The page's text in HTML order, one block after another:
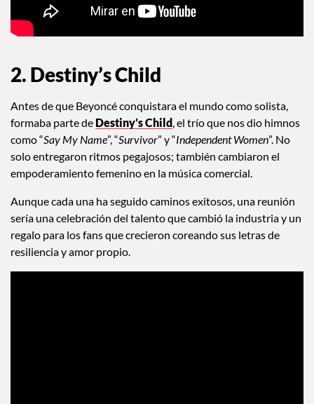
2. Destiny’s Child
Antes de que Beyoncé conquistara el mundo como solista,
formaba parte de Destiny’s Child, el trío que nos dio himnos
como “Say My Name”, “Survivor” y “Independent Women”. No
solo entregaron ritmos pegajosos; también cambiaron el
empoderamiento femenino en la música comercial.
Aunque cada una ha seguido caminos exitosos, una reunión
sería una celebración del talento que cambió la industria y un
regalo para los fans que crecieron coreando sus letras de
resiliencia y amor propio.